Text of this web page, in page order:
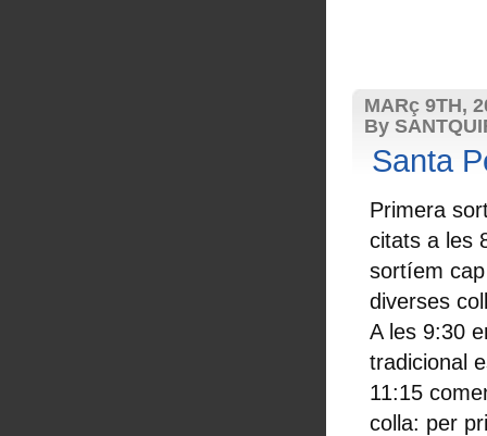
MARç 9TH,
By
Santa
Primera
citats a les
sortíem
diverses
A les 9:30
tradicional
11:15
colla: per